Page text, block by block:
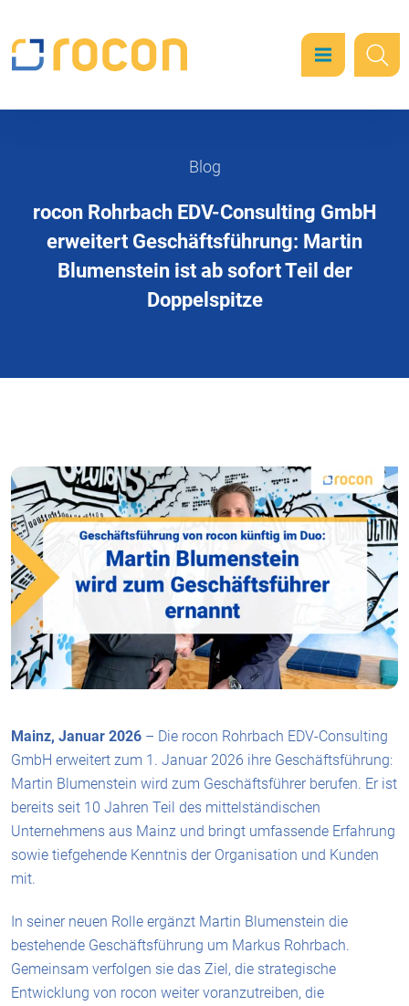
Blog
rocon Rohrbach EDV-Consulting GmbH
erweitert Geschäftsführung: Martin
Blumenstein ist ab sofort Teil der
Doppelspitze
Mainz, Januar 2026 – Die rocon Rohrbach EDV-Consulting
GmbH erweitert zum 1. Januar 2026 ihre Geschäftsführung:
Martin Blumenstein wird zum Geschäftsführer berufen. Er ist
bereits seit 10 Jahren Teil des mittelständischen
Unternehmens aus Mainz und bringt umfassende Erfahrung
sowie tiefgehende Kenntnis der Organisation und Kunden
mit.
In seiner neuen Rolle ergänzt Martin Blumenstein die
bestehende Geschäftsführung um Markus Rohrbach.
Gemeinsam verfolgen sie das Ziel, die strategische
Entwicklung von rocon weiter voranzutreiben, die